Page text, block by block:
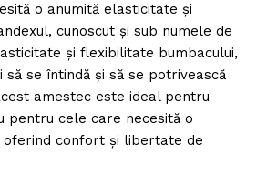
o anumită elasticitate și
cunoscut și sub numele de
și flexibilitate bumbacului,
se întindă și să se potrivească
amestec este ideal pentru
pentru cele care necesită o
confort și libertate de